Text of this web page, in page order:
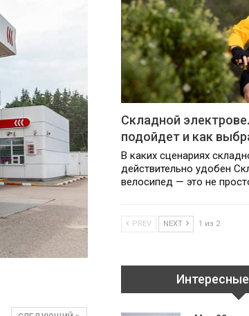
Складной
подойдет и как
В каких сценариях
действительно удобен
велосипед — это не
PREV NEXT 1 из 2